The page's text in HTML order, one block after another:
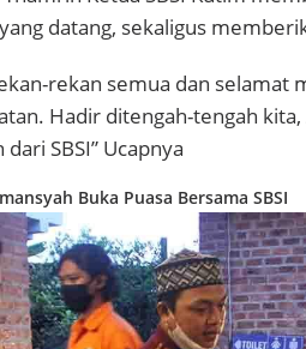
datang, sekaligus
rekan semua dan selamat
Hadir ditengah-tengah kita,
SBSI” Ucapnya
Buka Puasa Bersama SBSI